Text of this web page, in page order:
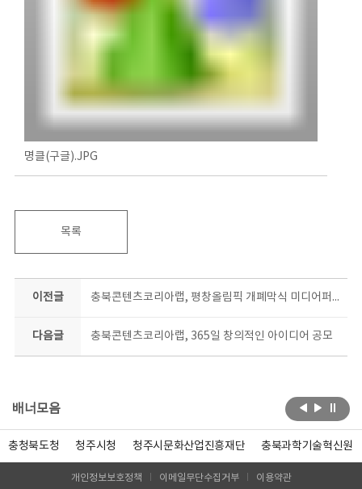
명클(구글).JPG
목록
이전글 충북콘텐츠코리아랩, 평창올림픽 개폐막식 미디어퍼포먼스 제작자 초청 특강
다음글 충북콘텐츠코리아랩, 365일 창의적인 아이디어 공모
배너모음
충청북도청 청주시청 청주시문화산업진흥재단 충북과학기술혁신원
개인정보보호정책 이메일무단수집거부 이용약관